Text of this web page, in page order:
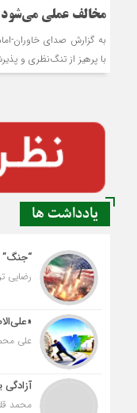
مخالف عملی می‌شود
به گزارش صدای خاوران-
با پرهیز از تنگ‌نظری و
یادداشت ها
“جنگ”
رضایی
علی
محمد